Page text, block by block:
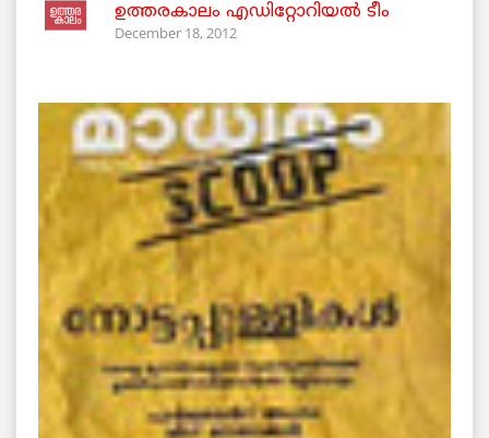
ഉത്തരകാലം എഡിറ്റോറിയല്‍ ടീം
December 18, 2012